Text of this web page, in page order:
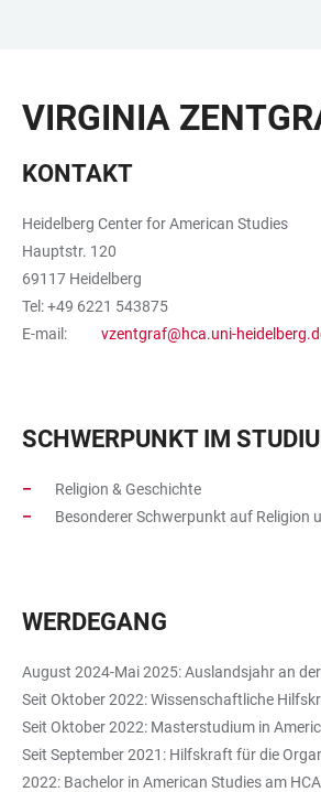
BARRIEREFREIHEIT
VIRGINIA
KONTAKT
Heidelberg Center for American Studies
Hauptstr. 120
69117 Heidelberg
Tel: +49 6221 543875
E-mail:
vzentgraf@hca.uni-
SCHWERPUNKT IM
Religion & Geschichte
Besonderer Schwerpunkt auf Religion
WERDEGANG
August 2024-Mai 2025: Auslandsjahr an der
Seit Oktober 2022: Wissenschaftliche
Seit Oktober 2022: Masterstudium in
Seit September 2021: Hilfskraft für die
2022: Bachelor in American Studies am HCA